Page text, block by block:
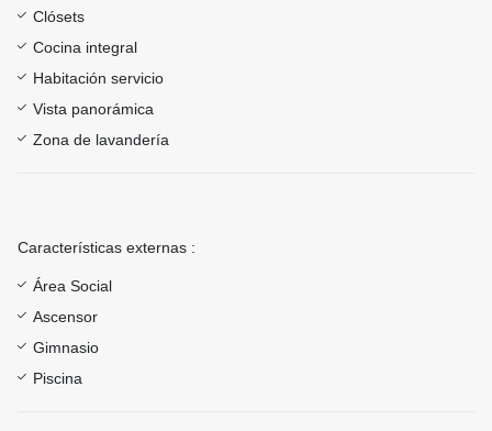
Clósets
Cocina integral
Habitación servicio
Vista panorámica
Zona de lavandería
Características externas :
Área Social
Ascensor
Gimnasio
Piscina